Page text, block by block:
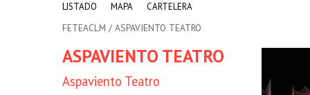
LISTADO MAPA CARTELERA
FETEACLM / ASPAVIENTO TEATRO
ASPAVIENTO TEATRO
Aspaviento Teatro